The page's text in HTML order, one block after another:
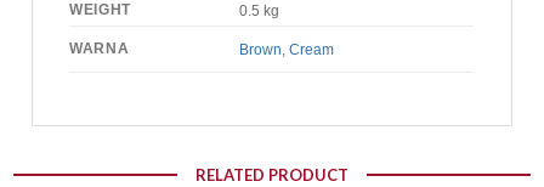
WEIGHT 0.5 kg
WARNA Brown ,Cream
RELATED PRODUCT